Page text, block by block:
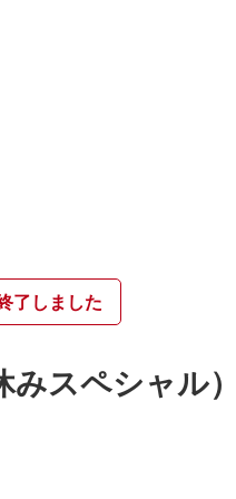
了しました
みスペシャル